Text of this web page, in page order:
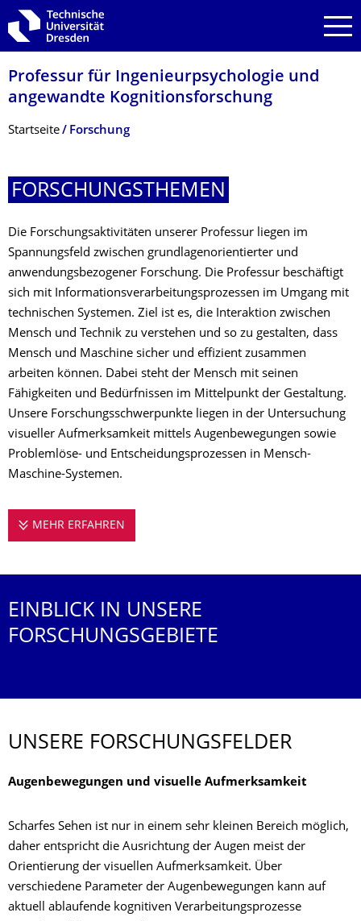
Zur Hauptnavigation springen
Zur Suche springen
Zum Inhalt springen
Professur für Ingenieurpsycholo­gie und
angewandte Kognitionsfor­schung
Breadcrumb-Menü
Startseite Forschung
FORSCHUNGSTHE­MEN
Die Forschungsaktivitäten unserer Professur liegen im
Spannungsfeld zwischen grundlagenorientierter und
anwendungsbezogener Forschung. Die Professur beschäftigt
sich mit Informationsverarbeitungsprozessen im Umgang mit
technischen Systemen. Ziel ist es, die Interaktion zwischen
Mensch und Technik zu verstehen und so zu gestalten, dass
Mensch und Maschine sicher und effizient zusammen
arbeiten können. Dabei steht der Mensch mit seinen
Fähigkeiten und Bedürfnissen im Mittelpunkt der Gestaltung.
Unsere Forschungsschwerpunkte liegen in der Untersuchung
visueller Aufmerksamkeit mittels Augenbewegungen sowie
Problemlöse- und Entscheidungsprozessen in Mensch-
Maschine-Systemen.
MEHR ERFAHREN
EINBLICK IN UNSERE
FORSCHUNGSGEBIETE
UNSERE FORSCHUNGSFEL­DER
Augenbewegungen und visuelle Aufmerksamkeit
Scharfes Sehen ist nur in einem sehr kleinen Bereich möglich,
daher entspricht die Ausrichtung der Augen meist der
Orientierung der visuellen Aufmerksamkeit. Über
verschiedene Parameter der Augenbewegungen kann auf
aktuell ablaufende kognitiven Verarbeitungsprozesse